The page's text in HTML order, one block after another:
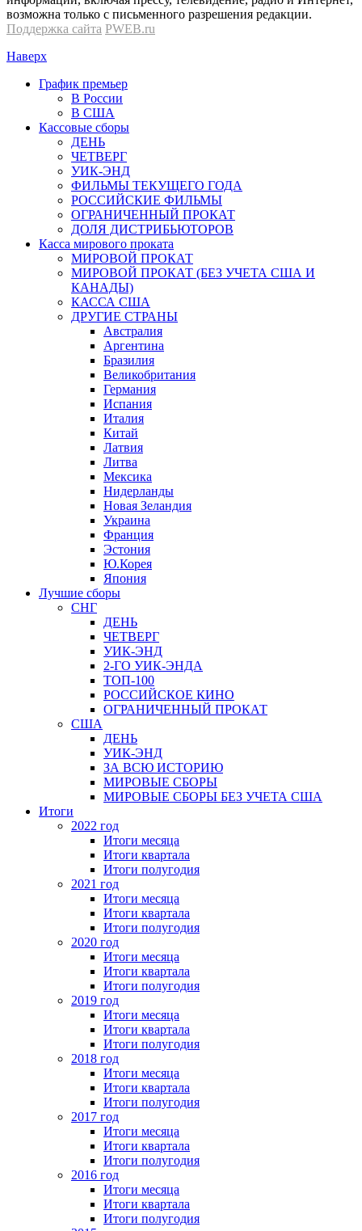
возможна только с письменного разрешения редакции.
Поддержка сайта PWEB.ru
Наверх
График премьер
В России
В США
Кассовые сборы
ДЕНЬ
ЧЕТВЕРГ
УИК-ЭНД
ФИЛЬМЫ ТЕКУЩЕГО ГОДА
РОССИЙСКИЕ ФИЛЬМЫ
ОГРАНИЧЕННЫЙ ПРОКАТ
ДОЛЯ ДИСТРИБЬЮТОРОВ
Касса мирового проката
МИРОВОЙ ПРОКАТ
МИРОВОЙ ПРОКАТ (БЕЗ УЧЕТА США И
КАНАДЫ)
КАССА США
ДРУГИЕ СТРАНЫ
Австралия
Аргентина
Бразилия
Великобритания
Германия
Испания
Италия
Китай
Латвия
Литва
Мексика
Нидерланды
Новая Зеландия
Украина
Франция
Эстония
Ю.Корея
Япония
Лучшие сборы
СНГ
ДЕНЬ
ЧЕТВЕРГ
УИК-ЭНД
2-ГО УИК-ЭНДА
ТОП-100
РОССИЙСКОЕ КИНО
ОГРАНИЧЕННЫЙ ПРОКАТ
США
ДЕНЬ
УИК-ЭНД
ЗА ВСЮ ИСТОРИЮ
МИРОВЫЕ СБОРЫ
МИРОВЫЕ СБОРЫ БЕЗ УЧЕТА США
Итоги
2022 год
Итоги месяца
Итоги квартала
Итоги полугодия
2021 год
Итоги месяца
Итоги квартала
Итоги полугодия
2020 год
Итоги месяца
Итоги квартала
Итоги полугодия
2019 год
Итоги месяца
Итоги квартала
Итоги полугодия
2018 год
Итоги месяца
Итоги квартала
Итоги полугодия
2017 год
Итоги месяца
Итоги квартала
Итоги полугодия
2016 год
Итоги месяца
Итоги квартала
Итоги полугодия